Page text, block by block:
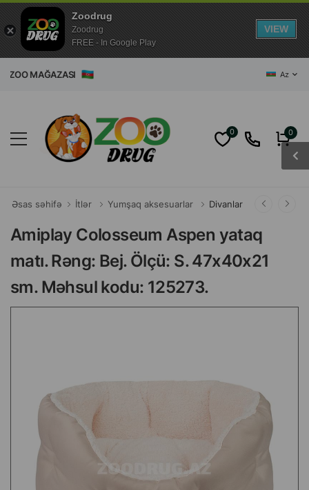
Az
0 0
Əsas səhifə İtlər Yumşaq aksesuarlar Divanlar
Amiplay Colosseum Aspen yataq
matı. Rəng: Bej. Ölçü: S. 47x40x21
sm. Məhsul kodu: 125273.
Zoodrug
Zoodrug
FREE - In Google Play
VIEW